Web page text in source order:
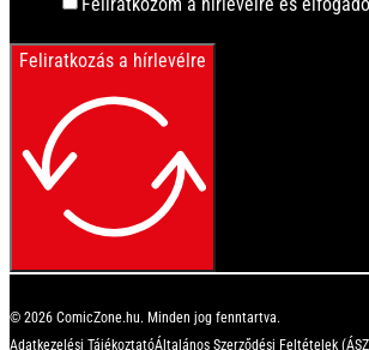
Feliratkozás a hírlevélre
© 2026 ComicZone.hu. Minden jog fenntartva.
Adatkezelési TájékoztatóÁltalános Szerződési Feltételek